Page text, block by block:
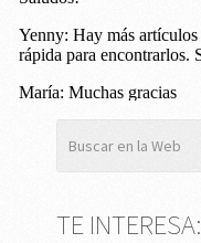
TE INTERESA: